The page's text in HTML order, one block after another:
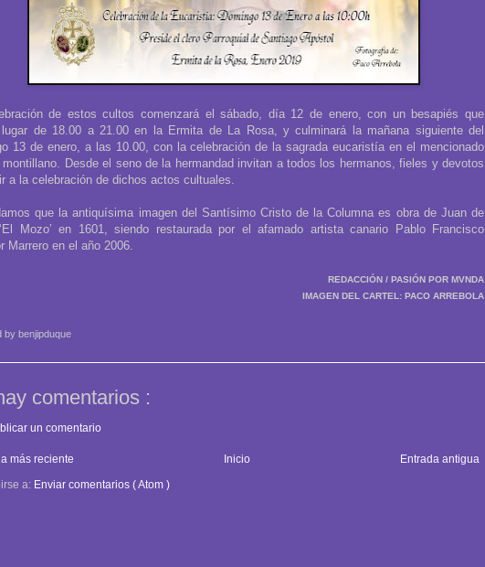
de estos cultos comenzará el sábado, día 12 de enero, con un besapiés que
lugar de 18.00 a 21.00 en la Ermita de La Rosa, y culminará la mañana siguiente del
13 de enero, a las 10.00, con la celebración de la sagrada eucaristía en el mencionado
montillano. Desde el seno de la hermandad invitan a todos los hermanos, fieles y devotos
a la celebración de dichos actos cultuales.
que la antiquísima imagen del Santísimo Cristo de la Columna es obra de Juan de
Mozo’ en 1601, siendo restaurada por el afamado artista canario Pablo Francisco
Marrero en el año 2006.
REDACCIÓN / PASIÓN POR MVNDA
IMAGEN DEL CARTEL: PACO ARREBOLA
by benjipduque
comentarios :
un comentario
más reciente Entrada antigua
Inicio
a: Enviar comentarios ( Atom )